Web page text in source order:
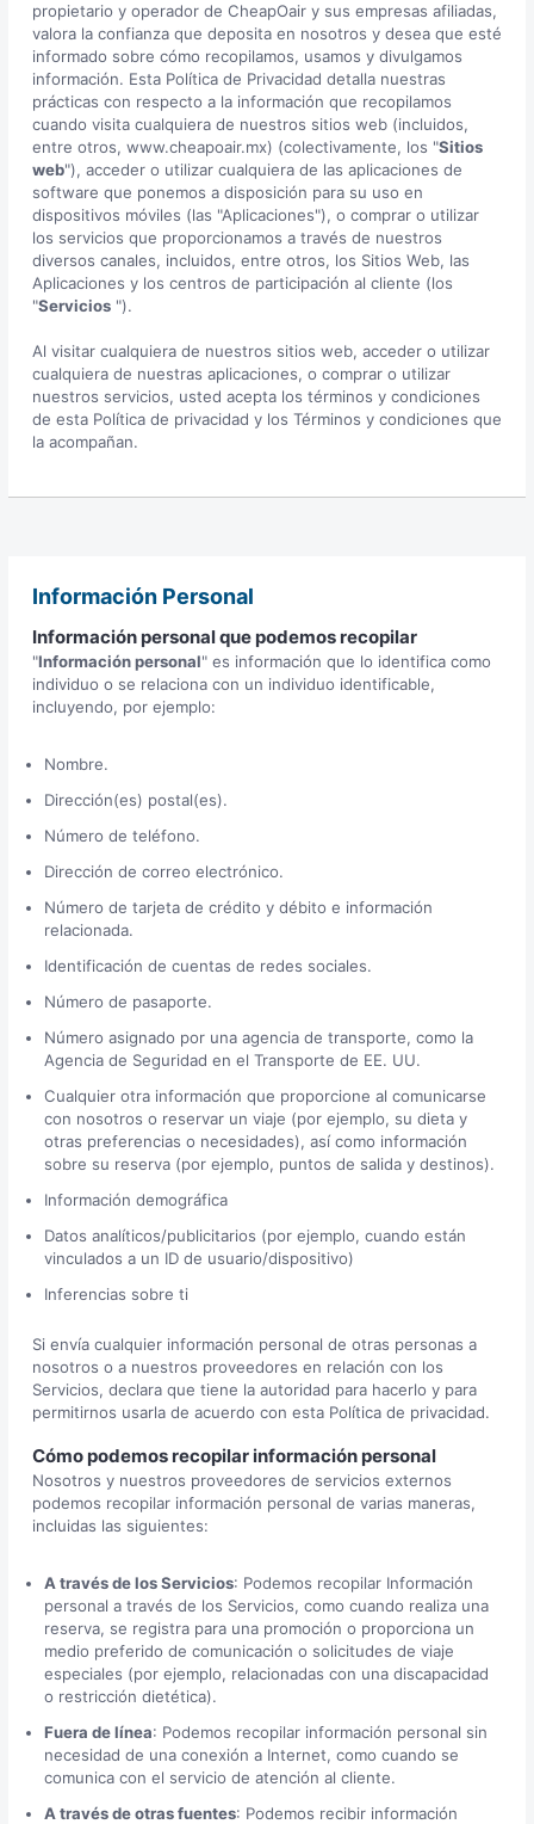
propietario y operador de CheapOair y sus empresas afiliadas,
valora la confianza que deposita en nosotros y desea que esté
informado sobre cómo recopilamos, usamos y divulgamos
información. Esta Política de Privacidad detalla nuestras
prácticas con respecto a la información que recopilamos
cuando visita cualquiera de nuestros sitios web (incluidos,
entre otros, www.cheapoair.mx) (colectivamente, los "Sitios
web"), acceder o utilizar cualquiera de las aplicaciones de
software que ponemos a disposición para su uso en
dispositivos móviles (las "Aplicaciones"), o comprar o utilizar
los servicios que proporcionamos a través de nuestros
diversos canales, incluidos, entre otros, los Sitios Web, las
Aplicaciones y los centros de participación al cliente (los
"Servicios ").
Al visitar cualquiera de nuestros sitios web, acceder o utilizar
cualquiera de nuestras aplicaciones, o comprar o utilizar
nuestros servicios, usted acepta los términos y condiciones
de esta Política de privacidad y los Términos y condiciones que
la acompañan.
Información Personal
Información personal que podemos recopilar
"Información personal" es información que lo identifica como
individuo o se relaciona con un individuo identificable,
incluyendo, por ejemplo:
Nombre.
Dirección(es) postal(es).
Número de teléfono.
Dirección de correo electrónico.
Número de tarjeta de crédito y débito e información
relacionada.
Identificación de cuentas de redes sociales.
Número de pasaporte.
Número asignado por una agencia de transporte, como la
Agencia de Seguridad en el Transporte de EE. UU.
Cualquier otra información que proporcione al comunicarse
con nosotros o reservar un viaje (por ejemplo, su dieta y
otras preferencias o necesidades), así como información
sobre su reserva (por ejemplo, puntos de salida y destinos).
Información demográfica
Datos analíticos/publicitarios (por ejemplo, cuando están
vinculados a un ID de usuario/dispositivo)
Inferencias sobre ti
Si envía cualquier información personal de otras personas a
nosotros o a nuestros proveedores en relación con los
Servicios, declara que tiene la autoridad para hacerlo y para
permitirnos usarla de acuerdo con esta Política de privacidad.
Cómo podemos recopilar información personal
Nosotros y nuestros proveedores de servicios externos
podemos recopilar información personal de varias maneras,
incluidas las siguientes:
A través de los Servicios: Podemos recopilar Información
personal a través de los Servicios, como cuando realiza una
reserva, se registra para una promoción o proporciona un
medio preferido de comunicación o solicitudes de viaje
especiales (por ejemplo, relacionadas con una discapacidad
o restricción dietética).
Fuera de línea: Podemos recopilar información personal sin
necesidad de una conexión a Internet, como cuando se
comunica con el servicio de atención al cliente.
A través de otras fuentes: Podemos recibir información